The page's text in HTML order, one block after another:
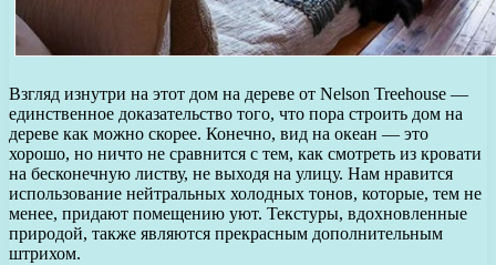
Взгляд изнутри на этот дом на дереве от Nelson Treehouse —
единственное доказательство того, что пора строить дом на
дереве как можно скорее. Конечно, вид на океан — это
хорошо, но ничто не сравнится с тем, как смотреть из кровати
на бесконечную листву, не выходя на улицу. Нам нравится
использование нейтральных холодных тонов, которые, тем не
менее, придают помещению уют. Текстуры, вдохновленные
природой, также являются прекрасным дополнительным
штрихом.